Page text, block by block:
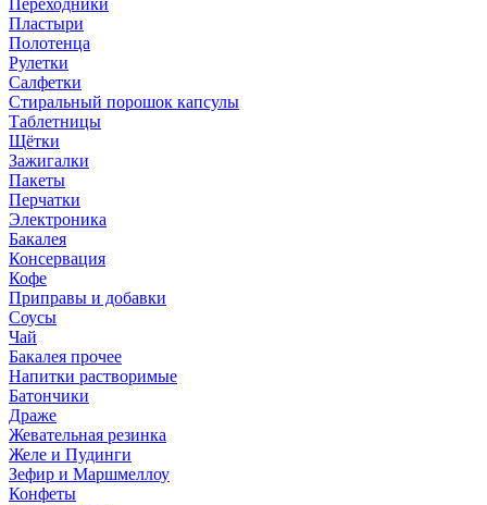
Переходники
Пластыри
Полотенца
Рулетки
Салфетки
Стиральный порошок капсулы
Таблетницы
Щётки
Зажигалки
Пакеты
Перчатки
Электроника
Бакалея
Консервация
Кофе
Приправы и добавки
Соусы
Чай
Бакалея прочее
Напитки растворимые
Батончики
Драже
Жевательная резинка
Желе и Пудинги
Зефир и Маршмеллоу
Конфеты